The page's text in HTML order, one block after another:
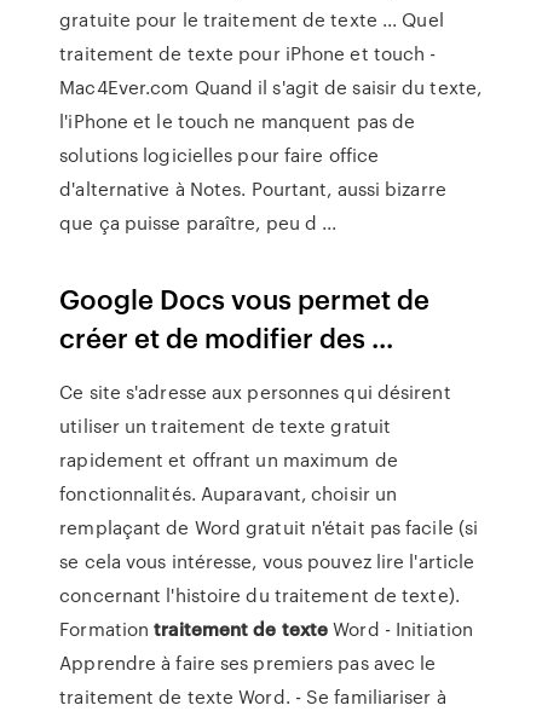
gratuite pour le traitement de texte ... Quel
traitement de texte pour iPhone et touch -
Mac4Ever.com Quand il s'agit de saisir du texte,
l'iPhone et le touch ne manquent pas de
solutions logicielles pour faire office
d'alternative à Notes. Pourtant, aussi bizarre
que ça puisse paraître, peu d ...
Google Docs vous permet de
créer et de modifier des ...
Ce site s'adresse aux personnes qui désirent
utiliser un traitement de texte gratuit
rapidement et offrant un maximum de
fonctionnalités. Auparavant, choisir un
remplaçant de Word gratuit n'était pas facile (si
se cela vous intéresse, vous pouvez lire l'article
concernant l'histoire du traitement de texte).
Formationtraitement de texteWord - Initiation
Apprendre à faire ses premiers pas avec le
traitement de texte Word. - Se familiariser à